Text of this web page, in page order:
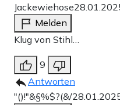
Jackewiehose
Melden
Klug von Stihl…
9
Antworten
"()!"&§%$?(&/